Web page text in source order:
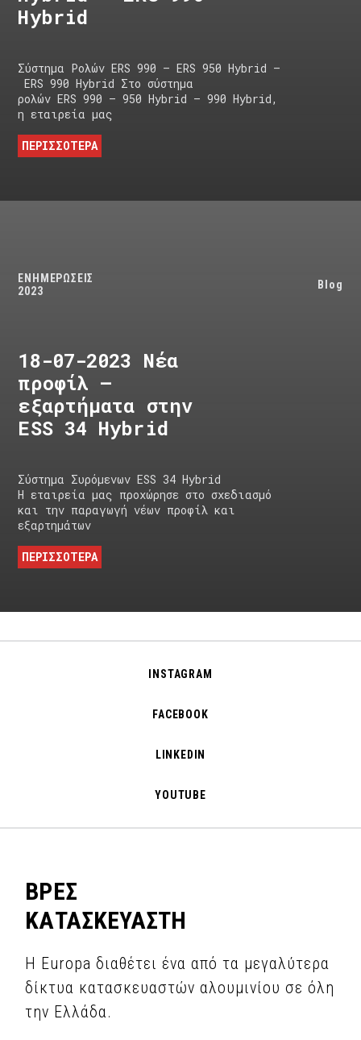
Hybrid
Σύστημα Ρολών ERS 990 – ERS 950 Hybrid –
ERS 990 Hybrid Στο σύστημα
ρολών ERS 990 – 950 Hybrid – 990 Hybrid,
η εταιρεία μας
ΠΕΡΙΣΣΟΤΕΡΑ
ΕΝΗΜΕΡΩΣΕΙΣ
2023
Blog
18-07-2023 Νέα
προφίλ –
εξαρτήματα στην
ESS 34 Hybrid
Σύστημα Συρόμενων ESS 34 Hybrid
Η εταιρεία μας προχώρησε στο σχεδιασμό
και την παραγωγή νέων προφίλ και
εξαρτημάτων
ΠΕΡΙΣΣΟΤΕΡΑ
INSTAGRAM
FACEBOOK
LINKEDIN
YOUTUBE
ΒΡΕΣ
ΚΑΤΑΣΚΕΥΑΣΤΗ
Η Europa διαθέτει ένα από τα μεγαλύτερα
δίκτυα κατασκευαστών αλουμινίου σε όλη
την Ελλάδα.